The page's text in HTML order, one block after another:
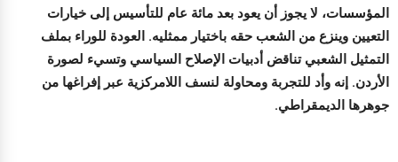
المؤسسات، لا يجوز أن يعود بعد مائة عام للتأسيس إلى خيارات
التعيين وينزع من الشعب حقه باختيار ممثليه. العودة للوراء بملف
التمثيل الشعبي تناقض أدبيات الإصلاح السياسي وتسيء لصورة
الأردن. إنه وأد للتجربة ومحاولة لنسف اللامركزية عبر إفراغها من
جوهرها الديمقراطي.